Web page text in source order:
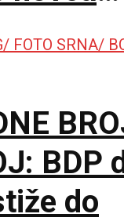
bi
BDP
do